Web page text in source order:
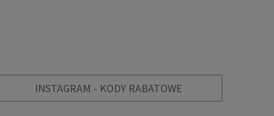
INSTAGRAM - KODY RABATOWE